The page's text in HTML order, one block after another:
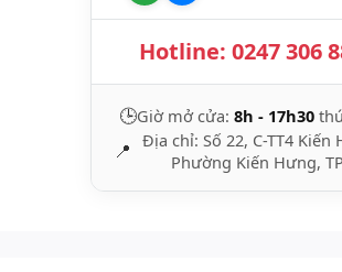
Hotline:0247 306
🕒Giờ mở cửa:8h - 17h30
📍
Địa chỉ: Số 22, C-TT4
Phường Kiến Hưng,